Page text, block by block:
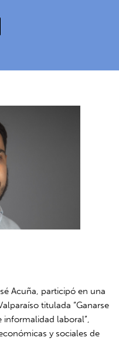
Acuña, participó en una
titulada “Ganarse
informalidad laboral”,
y sociales de